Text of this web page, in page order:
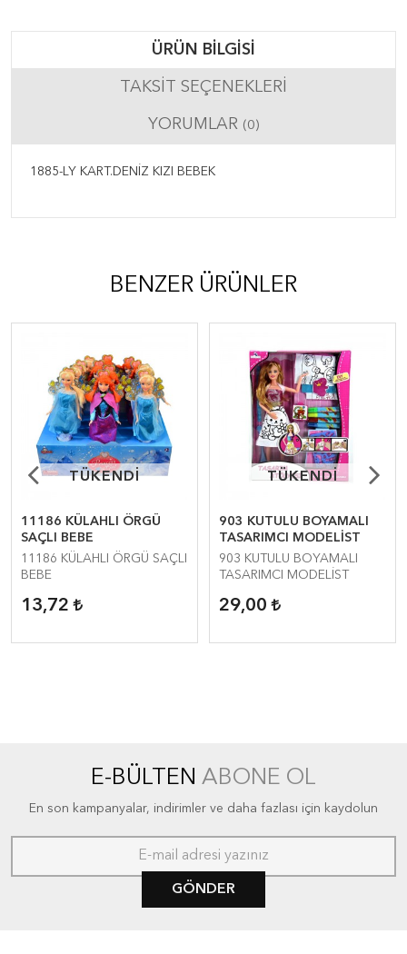
ÜRÜN BILGISI
TAKSIT SEÇENEKLERI
YORUMLAR (0)
1885-LY KART.DENİZ KIZI BEBEK
BENZER ÜRÜNLER
TÜKENDİ
TÜKENDİ
11186 KÜLAHLI ÖRGÜ
SAÇLI BEBE
11186 KÜLAHLI ÖRGÜ SAÇLI
BEBE
13,72
TÜKENDİ
TÜKENDİ
903 KUTULU BOYAMALI
TASARIMCI MODELİST
903 KUTULU BOYAMALI
TASARIMCI MODELİST
29,00
E-BÜLTEN ABONE OL
En son kampanyalar, indirimler ve daha fazlası için kaydolun
GÖNDER